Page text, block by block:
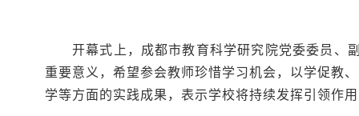
开幕式上，成都市教育科学研究院党委委员、
重要意义，希望参会教师珍惜学习机会，以学促教
学等方面的实践成果，表示学校将持续发挥引领作